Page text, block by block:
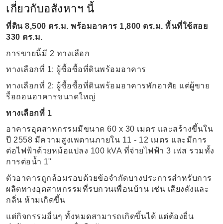
เกี่ยวกับอสังหาฯ นี้
ที่ดิน 8,500 ตร.ม. พร้อมอาคาร 1,800 ตร.ม. พื้นที่ใช้สอย
330 ตร.ม.
การขายนี้มี 2 ทางเลือก
ทางเลือกที่ 1: ผู้ซื้อซื้อที่ดินพร้อมอาคาร
ทางเลือกที่ 2: ผู้ซื้อซื้อที่ดินพร้อมอาคารพักอาศัย แต่ผู้ขาย
รื้อถอนอาคารขนาดใหญ่
ทางเลือกที่ 1
อาคารอุตสาหกรรมมีขนาด 60 x 30 เมตร และสร้างขึ้นใน
ปี 2558 มีความสูงเพดานภายใน 11 - 12 เมตร และมีการ
ต่อไฟฟ้าด้วยหม้อแปลง 100 kVA ที่จ่ายไฟฟ้า 3 เฟส รวมทั้ง
การต่อน้ำ 1"
ตัวอาคารถูกล้อมรอบด้วยข้อจำกัดบางประการสำหรับการ
ผลิตทางอุตสาหกรรมที่รบกวนเพื่อนบ้าน เช่น เสียงดังและ
กลิ่น ห้ามเกิดขึ้น
แต่กิจกรรมอื่นๆ ทั้งหมดสามารถเกิดขึ้นได้ แต่ต้องยื่น